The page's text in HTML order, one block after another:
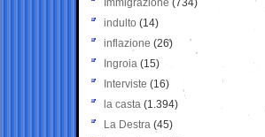
Immigrazione (734)
indulto (14)
inflazione (26)
Ingroia (15)
Interviste (16)
la casta (1.394)
La Destra (45)